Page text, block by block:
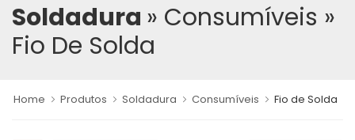
Soldadura » Consumíveis »
Fio De Solda
Home Produtos Soldadura Consumíveis Fio de Solda